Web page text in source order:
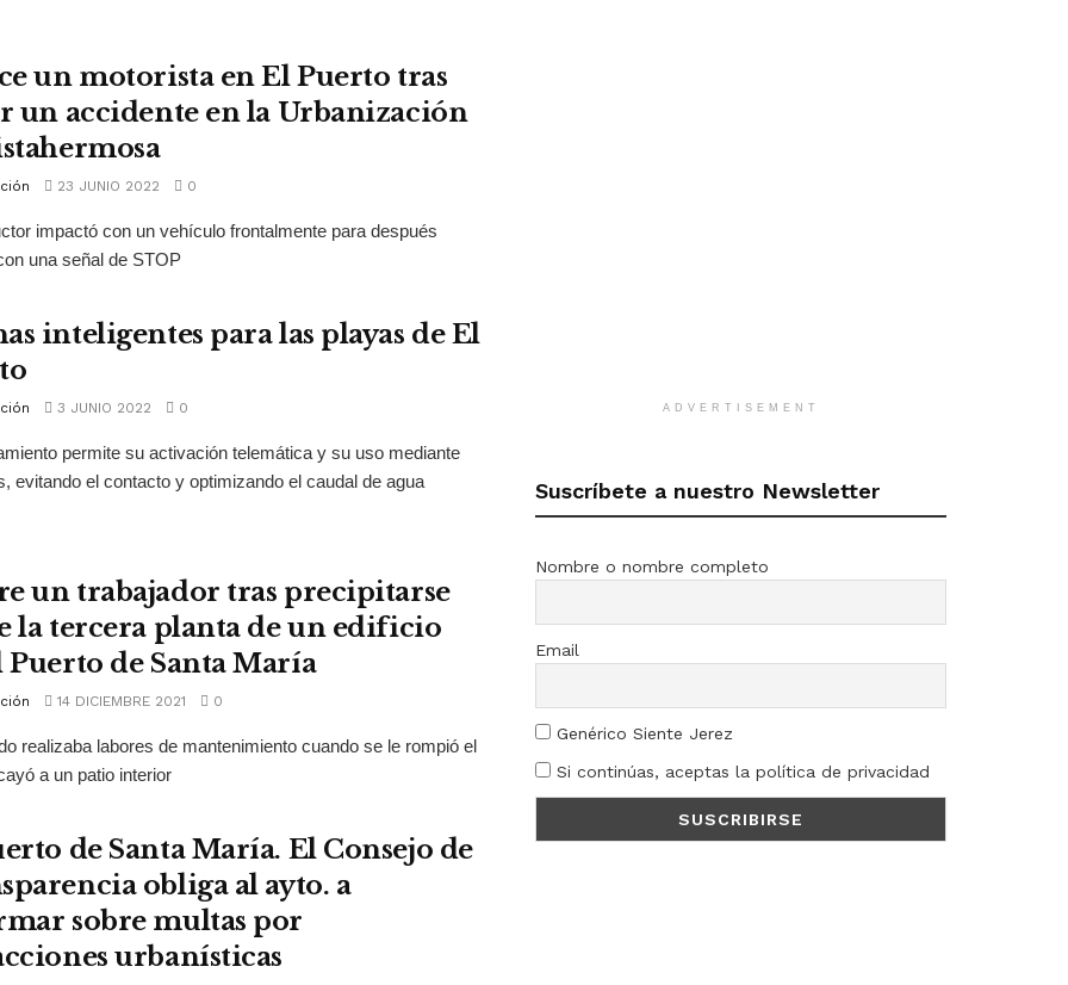
un motorista en El Puerto tras
un accidente en la Urbanización
23 JUNIO 2022 0
impactó con un vehículo frontalmente para después
una señal de STOP
inteligentes para las playas de El
3 JUNIO 2022 0
permite su activación telemática y su uso mediante
evitando el contacto y optimizando el caudal de agua
un trabajador tras precipitarse
la tercera planta de un edificio
Puerto de Santa María
14 DICIEMBRE 2021 0
realizaba labores de mantenimiento cuando se le rompió el
a un patio interior
de Santa María. El Consejo de
obliga al ayto. a
sobre multas por
urbanísticas
ADVERTISEMENT
Suscríbete a nuestro Newsletter
Nombre o nombre completo
Email
Genérico Siente Jerez
Si continúas, aceptas la política de privacidad